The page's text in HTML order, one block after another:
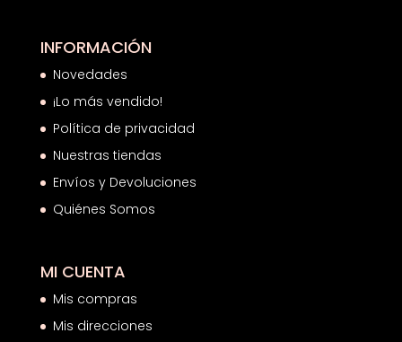
INFORMACIÓN
Novedades
¡Lo más vendido!
Política de privacidad
Nuestras tiendas
Envíos y Devoluciones
Quiénes Somos
MI CUENTA
Mis compras
Mis direcciones